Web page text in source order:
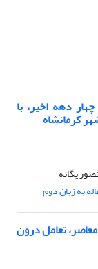
دهه اخیر، با
کرمانشاه
یگانه
به زبان دوم
تعامل درون